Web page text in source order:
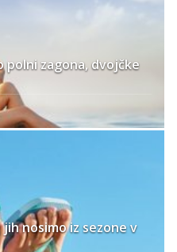
polni zagona, dvojčke
nosimo iz sezone v